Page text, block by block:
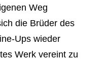
Weg
die Brüder des
Ups wieder
Werk vereint zu